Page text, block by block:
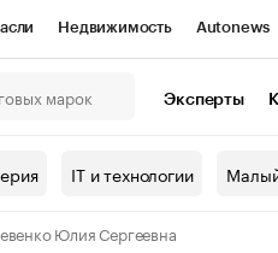
Недвижимость Autonews
Проверка контрагентов
Эксперты
IT и технологии
Юлия Сергеевна